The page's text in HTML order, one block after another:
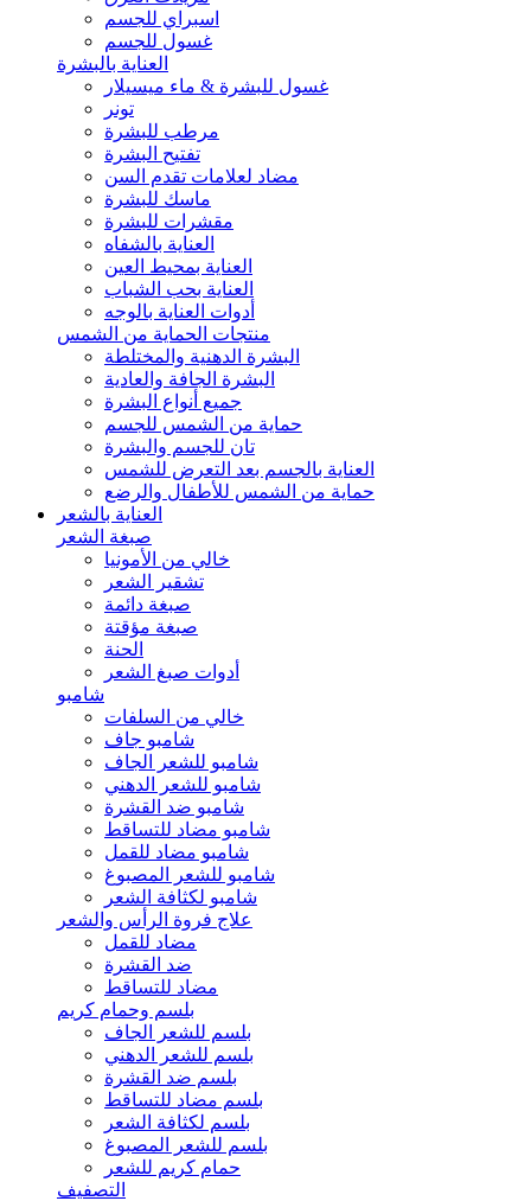
اسبراي للجسم
غسول للجسم
العناية بالبشرة
غسول للبشرة & ماء ميسيلار
تونر
مرطب للبشرة
تفتيح البشرة
مضاد لعلامات تقدم السن
ماسك للبشرة
مقشرات للبشرة
العناية بالشفاه
العناية بمحيط العين
العناية بحب الشباب
أدوات العناية بالوجه
منتجات الحماية من الشمس
البشرة الدهنية والمختلطة
البشرة الجافة والعادية
جميع أنواع البشرة
حماية من الشمس للجسم
تان للجسم والبشرة
العناية بالجسم بعد التعرض للشمس
حماية من الشمس للأطفال والرضع
العناية بالشعر
صبغة الشعر
خالي من الأمونيا
تشقير الشعر
صبغة دائمة
صبغة مؤقتة
الحنة
أدوات صبغ الشعر
شامبو
خالي من السلفات
شامبو جاف
شامبو للشعر الجاف
شامبو للشعر الدهني
شامبو ضد القشرة
شامبو مضاد للتساقط
شامبو مضاد للقمل
شامبو للشعر المصبوغ
شامبو لكثافة الشعر
علاج فروة الرأس والشعر
مضاد للقمل
ضد القشرة
مضاد للتساقط
بلسم وحمام كريم
بلسم للشعر الجاف
بلسم للشعر الدهني
بلسم ضد القشرة
بلسم مضاد للتساقط
بلسم لكثافة الشعر
بلسم للشعر المصبوغ
حمام كريم للشعر
التصفيف